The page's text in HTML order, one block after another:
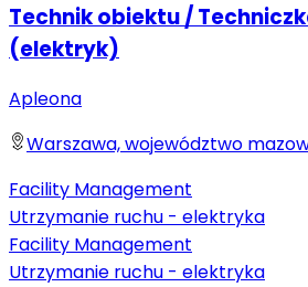
Technik obiektu /
(elektryk)
Apleona
Warszawa, województwo
Facility Management
Utrzymanie ruchu - elektryka
Facility Management
Utrzymanie ruchu - elektryka